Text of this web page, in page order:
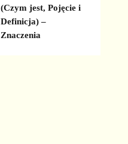
(Czym jest, Pojęcie i
Definicja) –
Znaczenia